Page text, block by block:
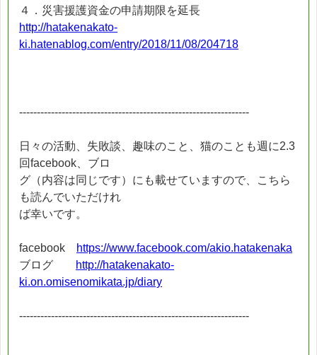
４．災害援護資金の申請期限を延長
http://hatakenakato-
ki.hatenablog.com/entry/2018/11/08/204718
-----------------------------------------------------------------
日々の活動、失敗談、趣味のこと、猫のことも週に2.3
回facebook、ブロ
グ（内容は同じです）にも載せていますので、こちら
も読んでいただけれ
ば幸いです。
facebook
https://www.facebook.com/akio.hatakenaka
ブログ
http://hatakenakato-
ki.on.omisenomikata.jp/diary
-----------------------------------------------------------------